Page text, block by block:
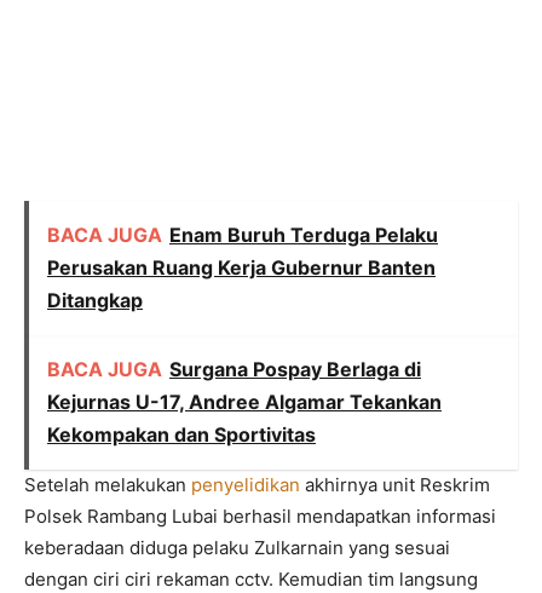
BACA JUGA Enam Buruh Terduga Pelaku
Perusakan Ruang Kerja Gubernur Banten
Ditangkap
BACA JUGA Surgana Pospay Berlaga di
Kejurnas U-17, Andree Algamar Tekankan
Kekompakan dan Sportivitas
Setelah melakukan penyelidikan akhirnya unit Reskrim
Polsek Rambang Lubai berhasil mendapatkan informasi
keberadaan diduga pelaku Zulkarnain yang sesuai
dengan ciri ciri rekaman cctv. Kemudian tim langsung